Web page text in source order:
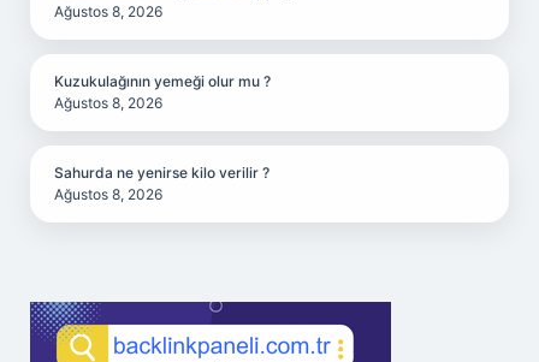
Ağustos 8, 2026
Kuzukulağının yemeği olur mu ?
Ağustos 8, 2026
Sahurda ne yenirse kilo verilir ?
Ağustos 8, 2026